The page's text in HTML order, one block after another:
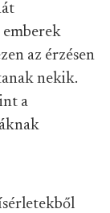
az érzésen
nekik.
a